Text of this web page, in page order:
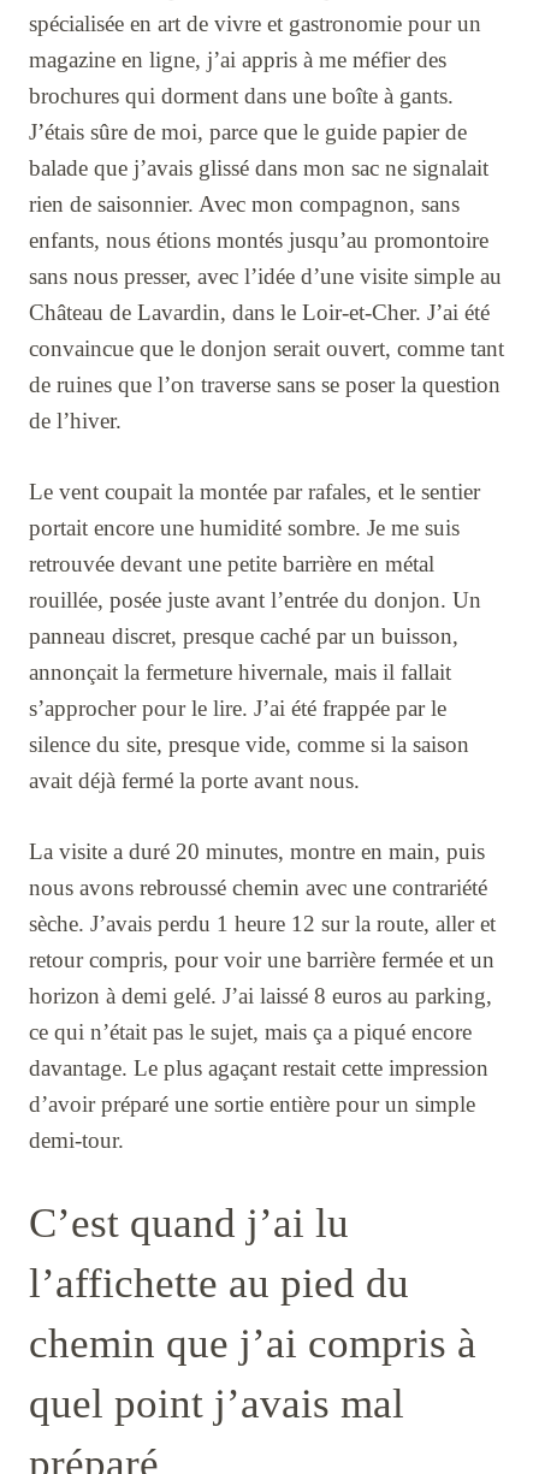
spécialisée en art de vivre et gastronomie pour un
magazine en ligne, j’ai appris à me méfier des
brochures qui dorment dans une boîte à gants.
J’étais sûre de moi, parce que le guide papier de
balade que j’avais glissé dans mon sac ne signalait
rien de saisonnier. Avec mon compagnon, sans
enfants, nous étions montés jusqu’au promontoire
sans nous presser, avec l’idée d’une visite simple au
Château de Lavardin, dans le Loir-et-Cher. J’ai été
convaincue que le donjon serait ouvert, comme tant
de ruines que l’on traverse sans se poser la question
de l’hiver.
Le vent coupait la montée par rafales, et le sentier
portait encore une humidité sombre. Je me suis
retrouvée devant une petite barrière en métal
rouillée, posée juste avant l’entrée du donjon. Un
panneau discret, presque caché par un buisson,
annonçait la fermeture hivernale, mais il fallait
s’approcher pour le lire. J’ai été frappée par le
silence du site, presque vide, comme si la saison
avait déjà fermé la porte avant nous.
La visite a duré 20 minutes, montre en main, puis
nous avons rebroussé chemin avec une contrariété
sèche. J’avais perdu 1 heure 12 sur la route, aller et
retour compris, pour voir une barrière fermée et un
horizon à demi gelé. J’ai laissé 8 euros au parking,
ce qui n’était pas le sujet, mais ça a piqué encore
davantage. Le plus agaçant restait cette impression
d’avoir préparé une sortie entière pour un simple
demi-tour.
C’est quand j’ai lu
l’affichette au pied du
chemin que j’ai compris à
quel point j’avais mal
préparé